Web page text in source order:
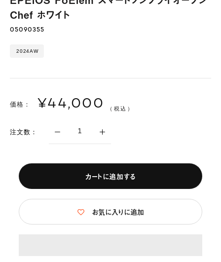
Chef ホワイト
05090355
2024AW
価格： ¥44,000 （税込）
注文数：
カートに追加する
お気に入りに追加